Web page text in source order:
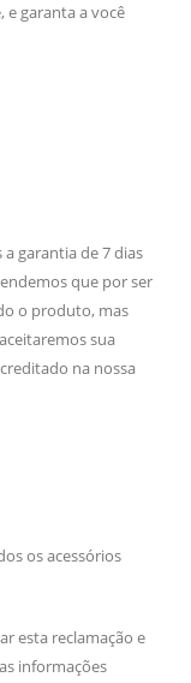
e garanta a você
garantia de 7 dias
que por ser
o produto, mas
sua
na nossa
os acessórios
esta reclamação e
informações